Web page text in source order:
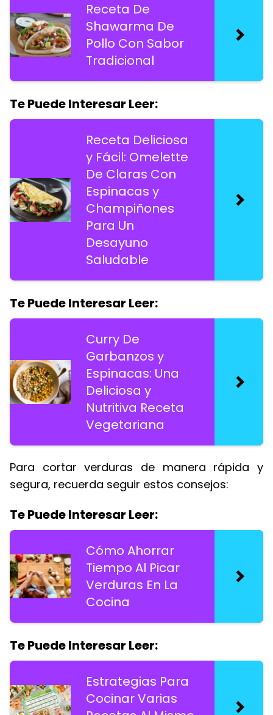
Receta De
Shawarma De
Pollo Con Sabor
Tradicional
Te Puede Interesar Leer:
Receta Deliciosa
y Fácil: Omelette
De Claras Con
Espinacas y
Champiñones
Para Un
Desayuno
Saludable
Te Puede Interesar Leer:
Curry De
Garbanzos y
Espinacas: Una
Deliciosa y
Nutritiva Receta
Vegetariana
Para cortar verduras de manera rápida y
segura, recuerda seguir estos consejos:
Te Puede Interesar Leer:
Cómo Ahorrar
Tiempo Al Picar
Verduras En La
Cocina
Te Puede Interesar Leer:
Estrategias Para
Cocinar Varias